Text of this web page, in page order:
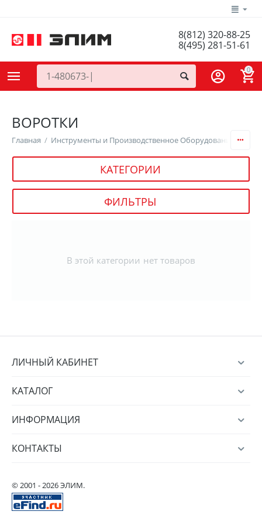
8(812) 320-88-25
8(495) 281-51-61
0
ВОРОТКИ
Главная / Инструменты и Производственное Оборудование /
КАТЕГОРИИ
ФИЛЬТРЫ
В этой категории нет товаров
ЛИЧНЫЙ КАБИНЕТ
КАТАЛОГ
ИНФОРМАЦИЯ
КОНТАКТЫ
© 2001 - 2026 ЭЛИМ.